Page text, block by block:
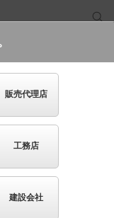
を見る
販売代理店
工務店
建設会社